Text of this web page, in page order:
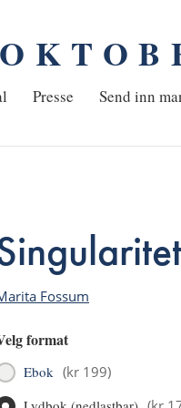
Presse Send inn
Fossum
format
Ebok (kr 199)